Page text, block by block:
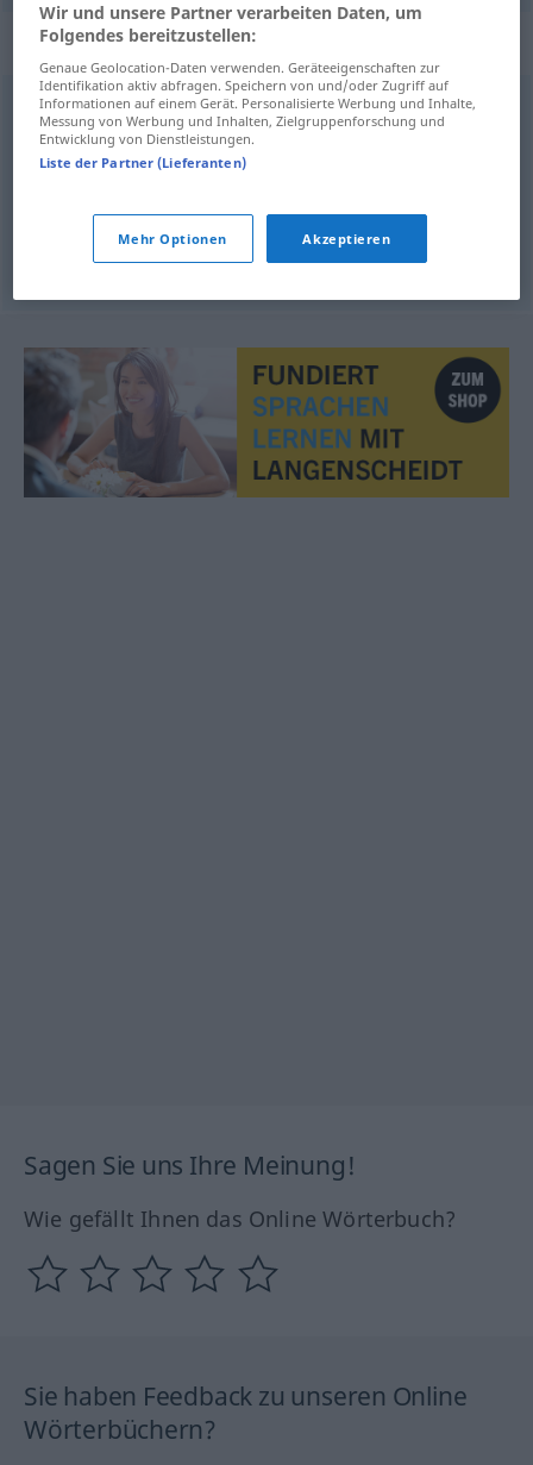
Synonyme für "kleinlich"
penibel,pedantisch ,kleinkariert (abwertend),
hyperkorrekt (ugs.),minuziös
,kleinkariert,beschränkt,engherzig
Sagen Sie uns Ihre Meinung!
Wie gefällt Ihnen das Online Wörterbuch?
Sie haben Feedback zu unseren Online
Wörterbüchern?
Wir und unsere Partner verarbeiten Daten, um
Folgendes bereitzustellen:
Genaue Geolocation-Daten verwenden. Geräteeigenschaften zur
Identifikation aktiv abfragen. Speichern von und/oder Zugriff auf
Informationen auf einem Gerät. Personalisierte Werbung und Inhalte,
Messung von Werbung und Inhalten, Zielgruppenforschung und
Entwicklung von Dienstleistungen.
Liste der Partner (Lieferanten)
Mehr Optionen Akzeptieren